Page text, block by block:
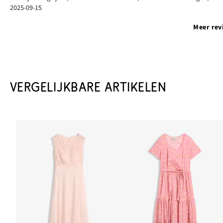
2025-09-15
Meer
VERGELIJKBARE ARTIKELEN